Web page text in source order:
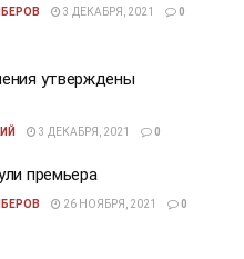
3 ДЕКАБРЯ, 2021 0
утверждены
3 ДЕКАБРЯ, 2021 0
премьера
26 НОЯБРЯ, 2021 0